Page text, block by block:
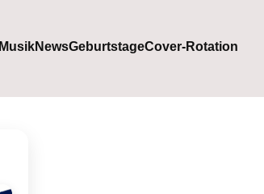
MusikNewsGeburtstageCover-Rotation